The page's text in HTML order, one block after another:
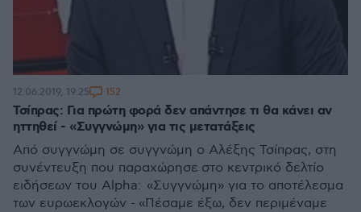
Τσίπρας: Για πρώτη φορά δεν απάντησε τι θα κάνει αν
ηττηθεί - «Συγγνώμη» για τις μετατάξεις
Από συγγνώμη σε συγγνώμη ο Αλέξης Τσίπρας, στη
συνέντευξη που παραχώρησε στο κεντρικό δελτίο
ειδήσεων του Alpha: «Συγγνώμη» για το αποτέλεσμα
των ευρωεκλογών - «Πέσαμε έξω, δεν περιμέναμε
12.06.2019, 19:25 152